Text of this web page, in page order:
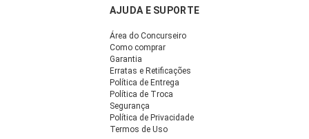
AJUDA E SUPORTE
Área do Concurseiro
Como comprar
Garantia
Erratas e Retificações
Política de Entrega
Política de Troca
Segurança
Política de Privacidade
Termos de Uso